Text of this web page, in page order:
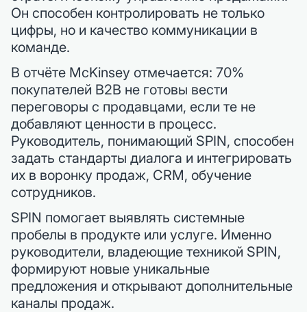
Он способен контролировать не только
цифры, но и качество коммуникации в
команде.
В отчёте McKinsey отмечается: 70%
покупателей B2B не готовы вести
переговоры с продавцами, если те не
добавляют ценности в процесс.
Руководитель, понимающий SPIN, способен
задать стандарты диалога и интегрировать
их в воронку продаж, CRM, обучение
сотрудников.
SPIN помогает выявлять системные
пробелы в продукте или услуге. Именно
руководители, владеющие техникой SPIN,
формируют новые уникальные
предложения и открывают дополнительные
каналы продаж.